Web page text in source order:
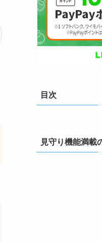
目次
見守り機能満載